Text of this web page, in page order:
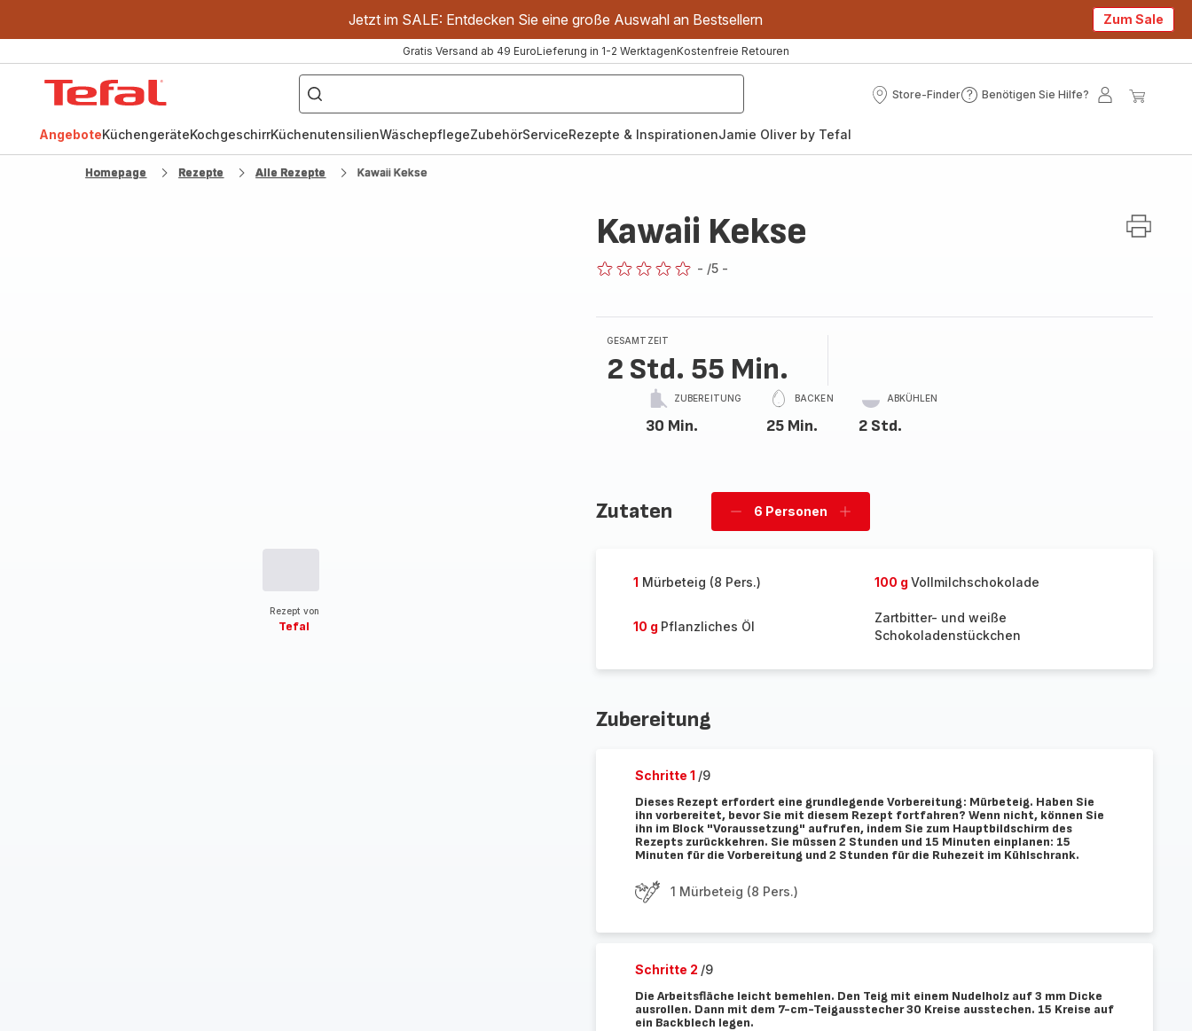
Jetzt im SALE: Entdecken Sie eine große Auswahl an Bestsellern Zum Sale
Gratis Versand ab 49 EuroLieferung in 1-2 WerktagenKostenfreie Retouren
["OptiGrill","Easy
Fry","Pfanne"]
Store-Finder
Store-
Benötigen Sie Hilfe?
Benötigen
Mein
AngeboteKüchengeräteKochgeschirrKüchenutensilienWäschepflegeZubehörServiceRezepte & InspirationenJamie Oliver by Tefal
Homepage Rezepte Alle Rezepte Kawaii Kekse
Rezept von
Tefal
Kawaii Kekse
- /5 -
GESAMTZEIT
2 Std. 55 Min.
ZUBEREITUNG
30 Min.
BACKEN
25 Min.
ABKÜHLEN
2 Std.
Zutaten
Personen
6 Personen
Personen
1 Mürbeteig (8 Pers.) 100 g Vollmilchschokolade
10 g Pflanzliches Öl
Zartbitter- und weiße
Schokoladenstückchen
Zubereitung
Schritte 1 /9
Dieses Rezept erfordert eine grundlegende Vorbereitung: Mürbeteig. Haben Sie
ihn vorbereitet, bevor Sie mit diesem Rezept fortfahren? Wenn nicht, können Sie
ihn im Block "Voraussetzung" aufrufen, indem Sie zum Hauptbildschirm des
Rezepts zurückkehren. Sie müssen 2 Stunden und 15 Minuten einplanen: 15
Minuten für die Vorbereitung und 2 Stunden für die Ruhezeit im Kühlschrank.
1 Mürbeteig (8 Pers.)
Schritte 2 /9
Die Arbeitsfläche leicht bemehlen. Den Teig mit einem Nudelholz auf 3 mm Dicke
ausrollen. Dann mit dem 7-cm-Teigausstecher 30 Kreise ausstechen. 15 Kreise auf
ein Backblech legen.